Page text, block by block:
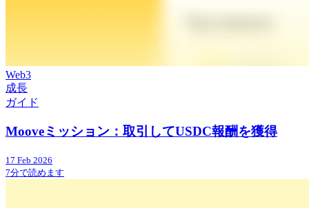
Web3
成長
ガイド
Mooveミッション：取引してUSDC報酬を獲得
17 Feb 2026
7分で読めます